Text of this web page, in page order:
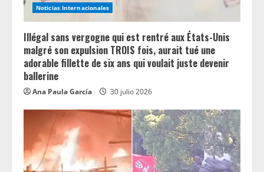
Noticias Internacionales
Illégal sans vergogne qui est rentré aux États-Unis
malgré son expulsion TROIS fois, aurait tué une
adorable fillette de six ans qui voulait juste devenir
ballerine
Ana Paula García 30 julio 2026